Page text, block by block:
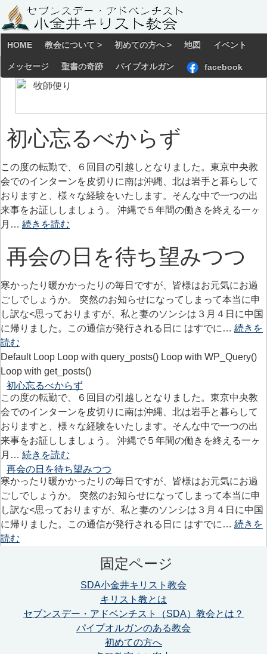
HOME 教会について > 初めての方へ > 地図 イベント
メッセージ 聖書の奇跡 パイプオルガン facebook
初心忘るべからず
この度の転勤で、６回目の引越しとなりました。東京中央教
会でのインターンを皮切りに南は沖縄、北は岩手と暮らして
おりますと、様々な経験をいたします。そんな中で一つの出
来事をお証ししましょう。 沖縄で５年間の働きを終える一ヶ
月… 続きを読む
再会の日を待ち望みつつ
寒かったり暖かかったりの毎日ですが、皆様はお元気にお過
ごしでしょうか。 突然のお知らせになってしまって本当に申
し訳な<思っておりますが、私と妻のソンシは３月４日に中国
に帰りました。この通信が発行される日に はすでに… 続きを
読む
Default Loop Loop with query_posts() Loop with WP_Query()
Loop with get_posts()
初心忘るべからず
この度の転勤で、６回目の引越しとなりました。東京中央教
会でのインターンを皮切りに南は沖縄、北は岩手と暮らして
おりますと、様々な経験をいたします。そんな中で一つの出
来事をお証ししましょう。 沖縄で５年間の働きを終える一ヶ
月… 続きを読む
再会の日を待ち望みつつ
寒かったり暖かかったりの毎日ですが、皆様はお元気にお過
ごしでしょうか。 突然のお知らせになってしまって本当に申
し訳な<思っておりますが、私と妻のソンシは３月４日に中国
に帰りました。この通信が発行される日に はすでに… 続きを
読む
固定ページ
SDA小金井キリスト教会
キリスト教とは
セブンスデー・アドベンチスト（SDA）教会とは？
パイプオルガンのある教会
初めての方へ